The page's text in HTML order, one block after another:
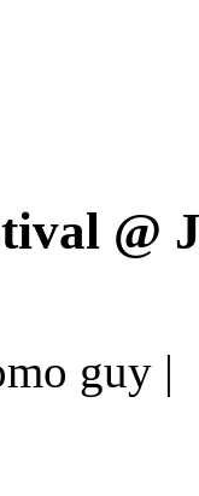
@
guy |